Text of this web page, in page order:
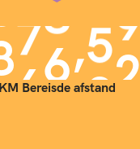
00,00
KM Bereisde afstand